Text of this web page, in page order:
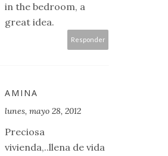
in the bedroom, a
great idea.
Responder
AMINA
lunes, mayo 28, 2012
Preciosa
vivienda,..llena de vida